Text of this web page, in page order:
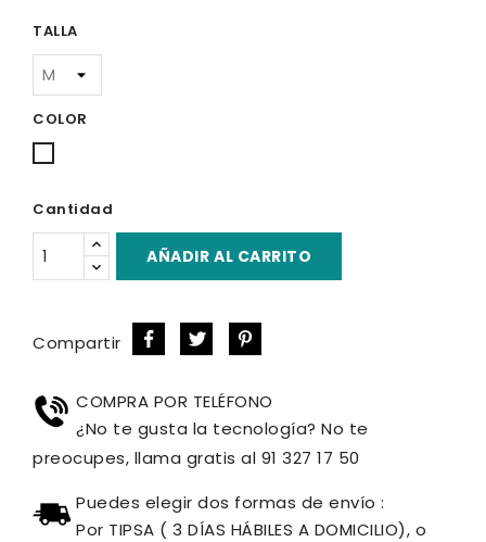
TALLA
COLOR
Cantidad
AÑADIR AL CARRITO
Compartir
COMPRA POR TELÉFONO
¿No te gusta la tecnología? No te
preocupes, llama gratis al 91 327 17 50
Puedes elegir dos formas de envío :
Por TIPSA ( 3 DÍAS HÁBILES A DOMICILIO), o